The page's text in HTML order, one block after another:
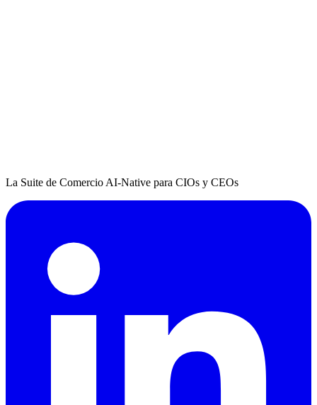
La Suite de Comercio AI-Native para CIOs y CEOs